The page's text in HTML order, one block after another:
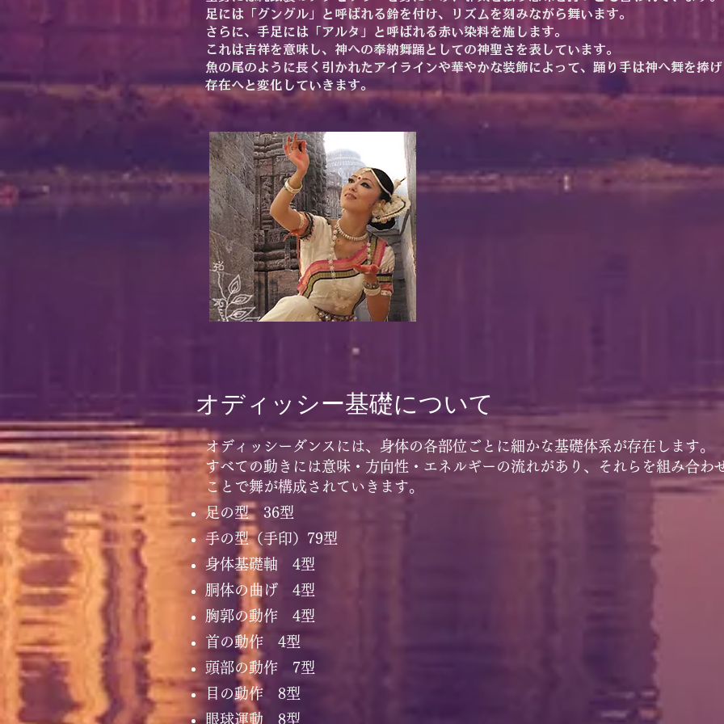
足には「グングル」と呼ばれる鈴を付け、リズムを刻みながら舞います。
さらに、手足には「アルタ」と呼ばれる赤い染料を施します。
これは吉祥を意味し、神への奉納舞踊としての神聖さを表しています。
魚の尾のように長く引かれたアイラインや華やかな装飾によって、踊り手は神へ舞を捧
存在へと変化していきます。
オディッシー基礎について
オディッシーダンスには、身体の各部位ごとに細かな基礎体系が存在します。
すべての動きには意味・方向性・エネルギーの流れがあり、それらを組み合わ
ことで舞が構成されていきます。
足の型 36型
手の型（手印）79型
身体基礎軸 4型
胴体の曲げ 4型
胸郭の動作 4型
首の動作 4型
頭部の動作 7型
目の動作 8型
眼球運動 8型